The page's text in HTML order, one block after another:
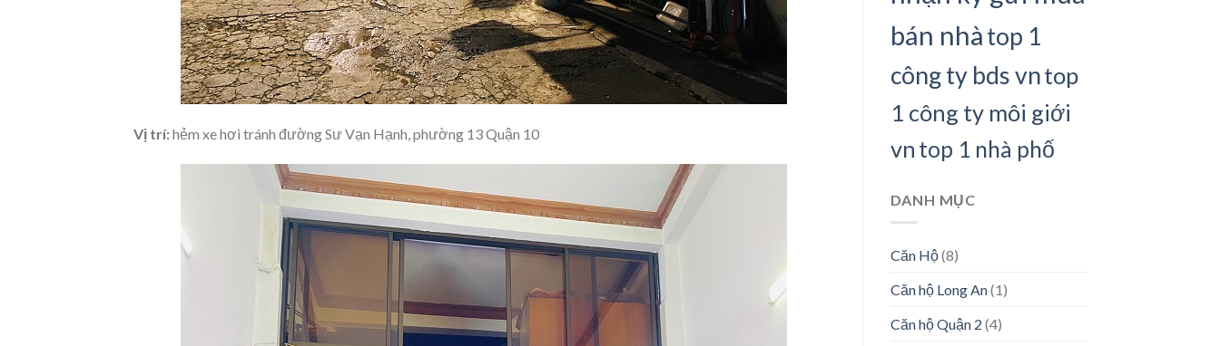
Vị trí:hẻm xe hơi tránh đường Sư Vạn Hạnh, phường 13 Quận 10
bán nhàtop 1
công ty bds vntop
1 công ty môi giới
vn top 1 nhà phố
DANH MỤC
Căn Hộ(8)
Căn hộ Long An(1)
Căn hộ Quận 2 (4)